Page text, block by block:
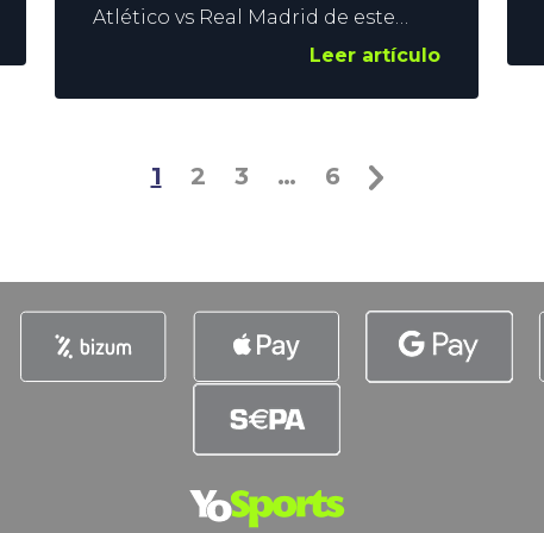
Atlético vs Real Madrid de este
sábado puede ser casi definitivo
quedar descolgados en la lucha
Madrid, por su parte, llega al
partido con un pleno de victorias,
Leer artículo
1 2 3 … 6